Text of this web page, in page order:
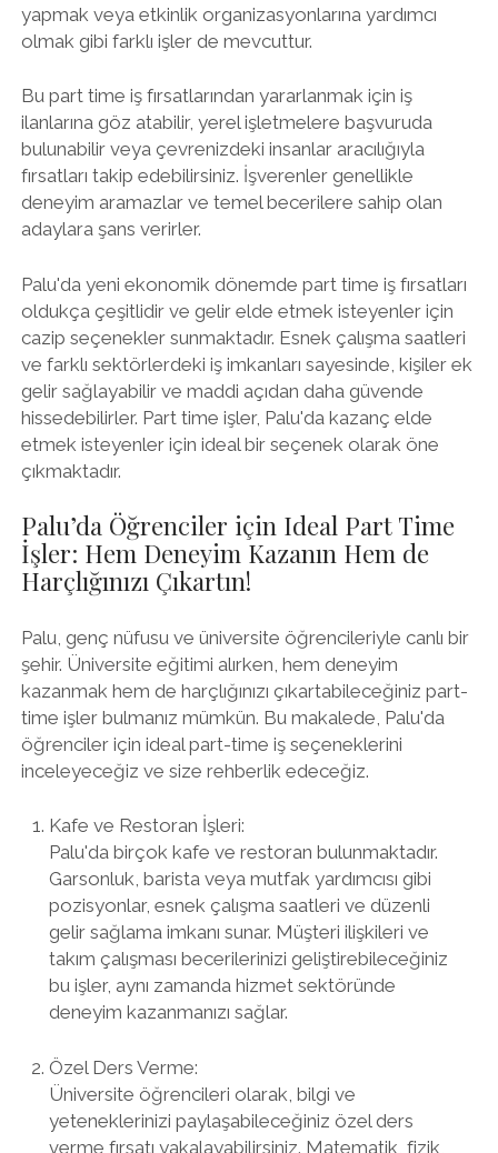
yapmak veya etkinlik organizasyonlarına yardımcı
olmak gibi farklı işler de mevcuttur.
Bu part time iş fırsatlarından yararlanmak için iş
ilanlarına göz atabilir, yerel işletmelere başvuruda
bulunabilir veya çevrenizdeki insanlar aracılığıyla
fırsatları takip edebilirsiniz. İşverenler genellikle
deneyim aramazlar ve temel becerilere sahip olan
adaylara şans verirler.
Palu'da yeni ekonomik dönemde part time iş fırsatları
oldukça çeşitlidir ve gelir elde etmek isteyenler için
cazip seçenekler sunmaktadır. Esnek çalışma saatleri
ve farklı sektörlerdeki iş imkanları sayesinde, kişiler ek
gelir sağlayabilir ve maddi açıdan daha güvende
hissedebilirler. Part time işler, Palu'da kazanç elde
etmek isteyenler için ideal bir seçenek olarak öne
çıkmaktadır.
Palu’da Öğrenciler için Ideal Part Time
İşler: Hem Deneyim Kazanın Hem de
Harçlığınızı Çıkartın!
Palu, genç nüfusu ve üniversite öğrencileriyle canlı bir
şehir. Üniversite eğitimi alırken, hem deneyim
kazanmak hem de harçlığınızı çıkartabileceğiniz part-
time işler bulmanız mümkün. Bu makalede, Palu'da
öğrenciler için ideal part-time iş seçeneklerini
inceleyeceğiz ve size rehberlik edeceğiz.
Kafe ve Restoran İşleri:
Palu'da birçok kafe ve restoran bulunmaktadır.
Garsonluk, barista veya mutfak yardımcısı gibi
pozisyonlar, esnek çalışma saatleri ve düzenli
gelir sağlama imkanı sunar. Müşteri ilişkileri ve
takım çalışması becerilerinizi geliştirebileceğiniz
bu işler, aynı zamanda hizmet sektöründe
deneyim kazanmanızı sağlar.
Özel Ders Verme:
Üniversite öğrencileri olarak, bilgi ve
yeteneklerinizi paylaşabileceğiniz özel ders
verme fırsatı yakalayabilirsiniz. Matematik, fizik,